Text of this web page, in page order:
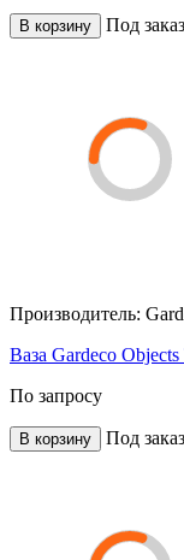
В корзину Под заказ
Производитель:
Ваза Gardeco
По запросу
В корзину Под заказ